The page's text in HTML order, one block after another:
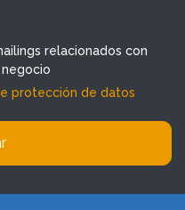
relacionados con
protección de datos